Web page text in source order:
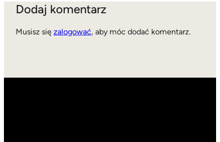
Dodaj komentarz
Musisz się zalogować, aby móc dodać komentarz.